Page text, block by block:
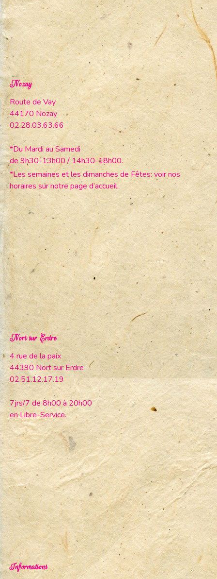
Nozay
Route de Vay
44170 Nozay
02.28.03.63.66
*Du Mardi au Samedi
de 9h30-13h00 / 14h30-18h00.
*Les semaines et les dimanches de Fêtes: voir nos
horaires sur notre page d’accueil.
Nort sur Erdre
4 rue de la paix
44390 Nort sur Erdre
02.51.12.17.19
7jrs/7 de 8h00 à 20h00
en Libre-Service.
Informations